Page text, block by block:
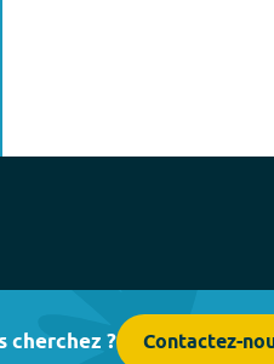
cherchez ? Contactez-